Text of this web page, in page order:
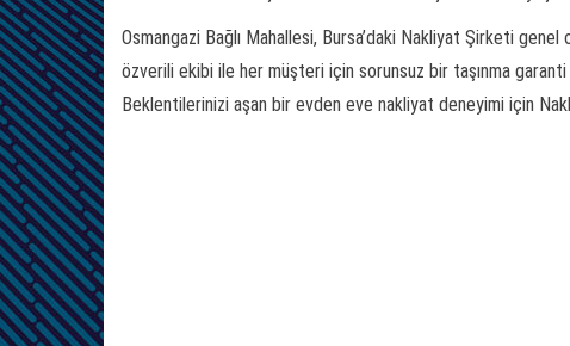
Osmangazi Bağlı Mahallesi, Bursa’daki Nakliyat Şirketi
özverili ekibi ile her müşteri için sorunsuz bir taşınma
Beklentilerinizi aşan bir evden eve nakliyat deneyimi için